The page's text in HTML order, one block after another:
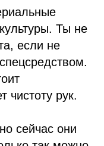
Ты не
если не
чистоту рук.
сейчас они